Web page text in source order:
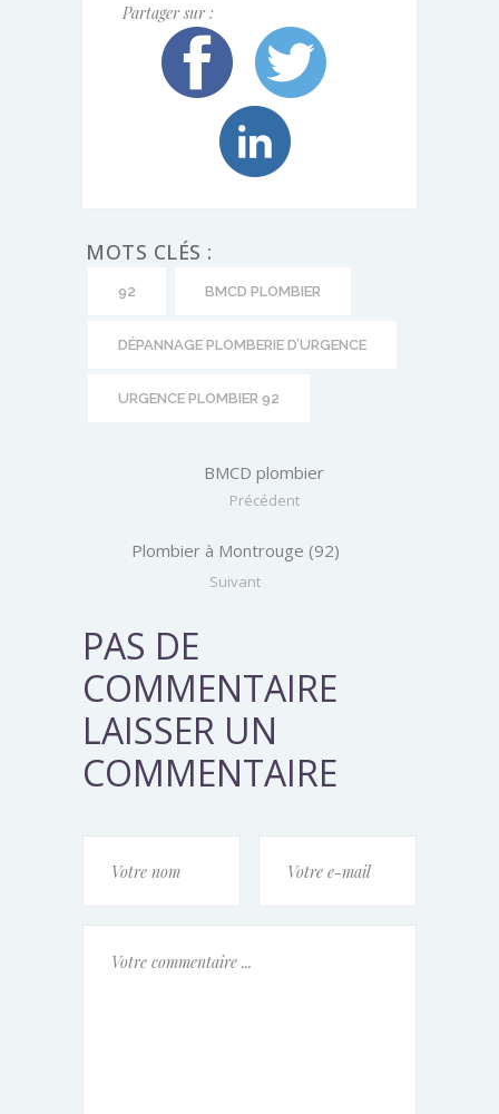
Partager sur :
MOTS CLÉS :
92 BMCD PLOMBIER
DÉPANNAGE PLOMBERIE D’URGENCE
URGENCE PLOMBIER 92
BMCD plombier
Précédent
Plombier à Montrouge (92)
Suivant
PAS DE
COMMENTAIRE
LAISSER UN
COMMENTAIRE